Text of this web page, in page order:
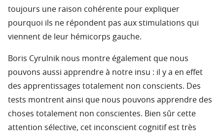
toujours une raison cohérente pour expliquer
pourquoi ils ne répondent pas aux stimulations qui
viennent de leur hémicorps gauche.
Boris Cyrulnik nous montre également que nous
pouvons aussi apprendre à notre insu : il y a en effet
des apprentissages totalement non conscients. Des
tests montrent ainsi que nous pouvons apprendre des
choses totalement non conscientes. Bien sûr cette
attention sélective, cet inconscient cognitif est très